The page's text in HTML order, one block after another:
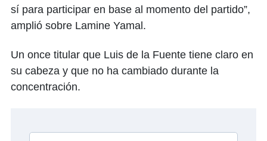
sí para participar en base al momento del partido”,
amplió sobre Lamine Yamal.
Un once titular que Luis de la Fuente tiene claro en
su cabeza y que no ha cambiado durante la
concentración.